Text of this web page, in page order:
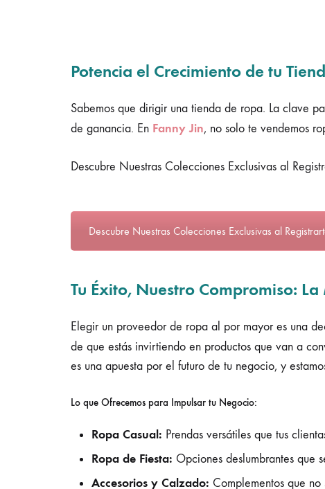
Potencia el Crecimiento de tu
Sabemos que dirigir una tienda de ropa. La clave
de ganancia. En Fanny Jin, no solo te vendemos
Descubre Nuestras Colecciones Exclusivas al
Descubre Nuestras Colecciones Exclusivas al
Tu Éxito, Nuestro Compromiso:
Elegir un proveedor de ropa al por mayor es una
de que estás invirtiendo en productos que van a
es una apuesta por el futuro de tu negocio, y
Lo que Ofrecemos para Impulsar tu Negocio:
Ropa Casual: Prendas versátiles que tus
Ropa de Fiesta: Opciones deslumbrantes que
Accesorios y Calzado: Complementos que